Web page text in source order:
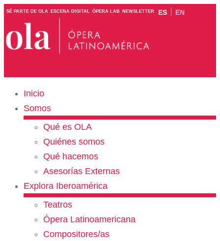
SÉ PARTE DE OLA ESCENA DIGITAL ÓPERA LAB NEWSLETTER ES EN
Inicio
Somos
Qué es OLA
Quiénes somos
Qué hacemos
Asesorías Externas
Explora Iberoamérica
Teatros
Ópera Latinoamericana
Compositores/as